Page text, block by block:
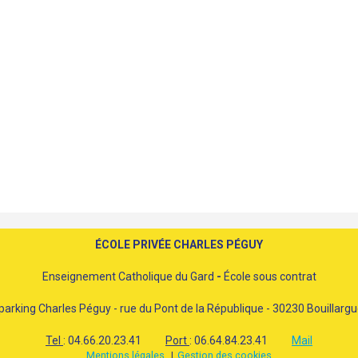
ÉCOLE PRIVÉE CHARLES PÉGUY
Enseignement Catholique du Gard - École sous contrat
Charles Péguy - rue du Pont de la République - 30230
Tel : 04.66.20.23.41 Port: 06.64.84.23.41 Mail
Mentions légales Gestion des cookies